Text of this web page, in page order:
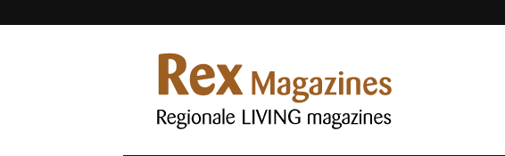
Rex
Magazines